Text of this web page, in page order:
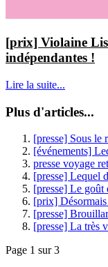
[prix] Violaine
indépendantes !
Lire la suite...
Plus d'articles...
[presse] Sous le
[événements]
presse voyage
[presse] Lequel
[presse] Le goût
[prix]
[presse]
[presse] La très
Page 1 sur 3